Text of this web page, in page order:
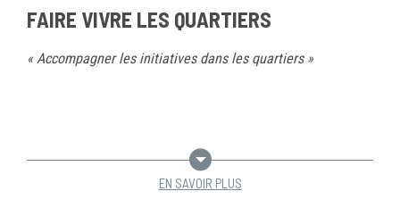
FAIRE VIVRE LES QUARTIERS
« Accompagner les initiatives dans les quartiers »
EN SAVOIR PLUS